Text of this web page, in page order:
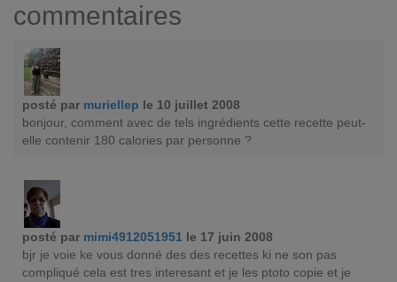
commentaires
posté par muriellep le 10 juillet 2008
bonjour, comment avec de tels ingrédients cette recette peut-
elle contenir 180 calories par personne ?
posté par mimi4912051951 le 17 juin 2008
bjr je voie ke vous donné des des recettes ki ne son pas
compliqué cela est tres interesant et je les ptoto copie et je